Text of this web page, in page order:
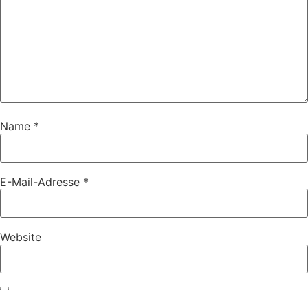
Name *
E-Mail-Adresse *
Website